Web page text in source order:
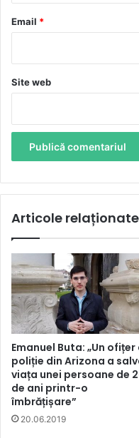
*
Email *
Site web
Articole relaționate
Emanuel Buta: „Un ofițer
poliție din Arizona a
viața unei persoane de
de ani printr-o
îmbrățișare”
20.06.2019